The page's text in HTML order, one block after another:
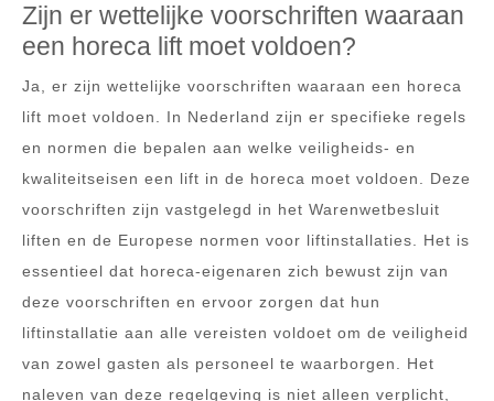
Zijn er wettelijke voorschriften waaraan
een horeca lift moet voldoen?
Ja, er zijn wettelijke voorschriften waaraan een horeca
lift moet voldoen. In Nederland zijn er specifieke regels
en normen die bepalen aan welke veiligheids- en
kwaliteitseisen een lift in de horeca moet voldoen. Deze
voorschriften zijn vastgelegd in het Warenwetbesluit
liften en de Europese normen voor liftinstallaties. Het is
essentieel dat horeca-eigenaren zich bewust zijn van
deze voorschriften en ervoor zorgen dat hun
liftinstallatie aan alle vereisten voldoet om de veiligheid
van zowel gasten als personeel te waarborgen. Het
naleven van deze regelgeving is niet alleen verplicht,